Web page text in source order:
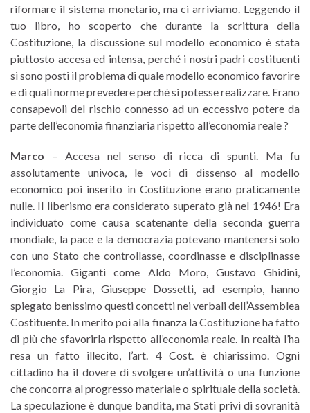
riformare il sistema monetario, ma ci arriviamo. Leggendo il
tuo libro, ho scoperto che durante la scrittura della
Costituzione, la discussione sul modello economico è stata
piuttosto accesa ed intensa, perché i nostri padri costituenti
si sono posti il problema di quale modello economico favorire
e di quali norme prevedere perché si potesse realizzare. Erano
consapevoli del rischio connesso ad un eccessivo potere da
parte dell’economia finanziaria rispetto all’economia reale ?
Marco – Accesa nel senso di ricca di spunti. Ma fu
assolutamente univoca, le voci di dissenso al modello
economico poi inserito in Costituzione erano praticamente
nulle. Il liberismo era considerato superato già nel 1946! Era
individuato come causa scatenante della seconda guerra
mondiale, la pace e la democrazia potevano mantenersi solo
con uno Stato che controllasse, coordinasse e disciplinasse
l’economia. Giganti come Aldo Moro, Gustavo Ghidini,
Giorgio La Pira, Giuseppe Dossetti, ad esempio, hanno
spiegato benissimo questi concetti nei verbali dell’Assemblea
Costituente. In merito poi alla finanza la Costituzione ha fatto
di più che sfavorirla rispetto all’economia reale. In realtà l’ha
resa un fatto illecito, l’art. 4 Cost. è chiarissimo. Ogni
cittadino ha il dovere di svolgere un’attività o una funzione
che concorra al progresso materiale o spirituale della società.
La speculazione è dunque bandita, ma Stati privi di sovranità